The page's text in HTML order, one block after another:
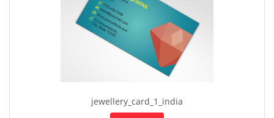
jewellery_card_1_india